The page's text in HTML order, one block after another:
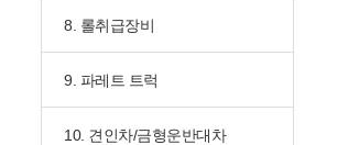
8. 롤취급장비
9. 파레트 트럭
10. 견인차/금형운반대차